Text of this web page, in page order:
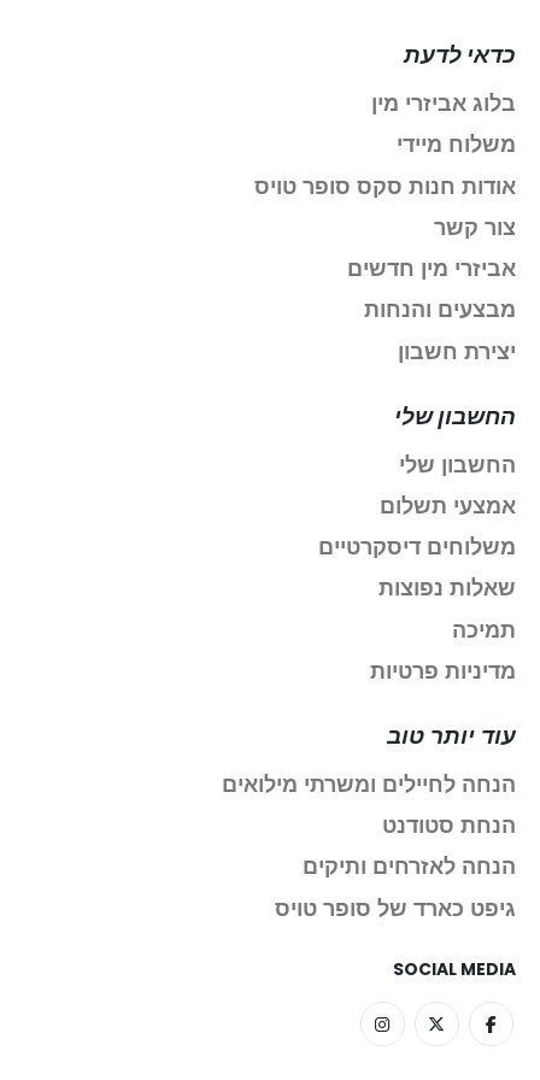
כדאי לדעת
בלוג אביזרי מין
משלוח מיידי
אודות חנות סקס סופר טויס
צור קשר
אביזרי מין חדשים
מבצעים והנחות
יצירת חשבון
החשבון שלי
החשבון שלי
אמצעי תשלום
משלוחים דיסקרטיים
שאלות נפוצות
תמיכה
מדיניות פרטיות
עוד יותר טוב
הנחה לחיילים ומשרתי מילואים
הנחת סטודנט
הנחה לאזרחים ותיקים
גיפט כארד של סופר טויס
SOCIAL MEDIA